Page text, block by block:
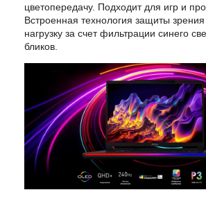
цветопередачу. Подходит для игр и
Встроенная технология защиты
нагрузку за счет фильтрации синего
бликов.